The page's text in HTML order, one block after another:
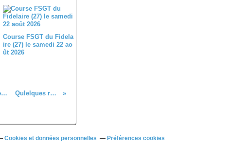
Course FSGT du Fidela
ire (27) le samedi 22 ao
ût 2026
Le Polonais Michal Kwiatkowski (Etixx-Quick Step), champion du monde sur route, a remporté... Qulelques résultats
Cookies et données personnelles Préférences cookies